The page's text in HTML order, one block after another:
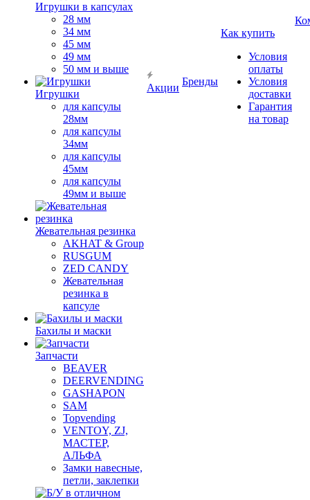
Игрушки в капсулах
28 мм
34 мм
45 мм
49 мм
50 мм и выше
Игрушки
для капсулы
28мм
для капсулы
34мм
для капсулы
45мм
для капсулы
49мм и выше
Жевательная резинка
AKHAT & Group
RUSGUM
ZED CANDY
Жевательная
резинка в
капсуле
Бахилы и маски
Запчасти
BEAVER
DEERVENDING
GASHAPON
SAM
Topvending
VENTOY, ZJ,
МАСТЕР,
АЛЬФА
Замки навесные,
петли, заклепки
Акции
Бренды
Как купить
Условия
оплаты
Условия
доставки
Гарантия
на товар